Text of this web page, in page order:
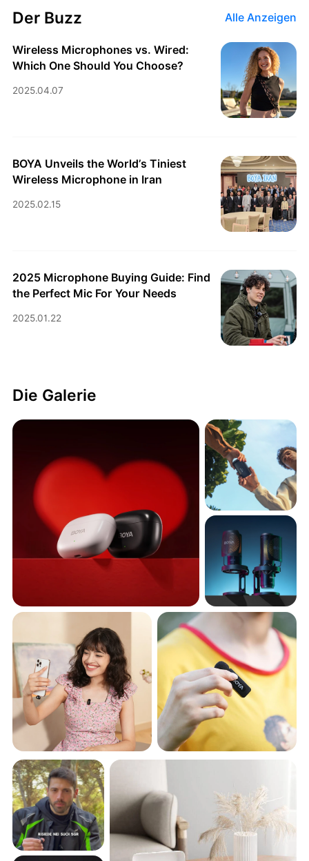
Der Buzz Alle Anzeigen
Wireless Microphones vs. Wired:
Which One Should You Choose?
2025.04.07
BOYA Unveils the World’s Tiniest
Wireless Microphone in Iran
2025.02.15
2025 Microphone Buying Guide: Find
the Perfect Mic For Your Needs
2025.01.22
Die Galerie